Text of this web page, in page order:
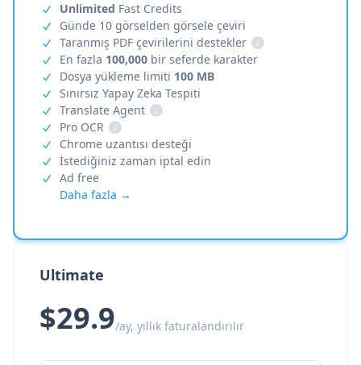
Unlimited Fast Credits
Günde 10 görselden görsele çeviri
Taranmış PDF çevirilerini destekler
i
En fazla 100,000 bir seferde karakter
Dosya yükleme limiti 100 MB
Sınırsız Yapay Zeka Tespiti
Translate Agent
i
Pro OCR
i
Chrome uzantısı desteği
İstediğiniz zaman iptal edin
Ad free
Daha fazla →
Ultimate
$29.9/ay, yıllık faturalandırılır